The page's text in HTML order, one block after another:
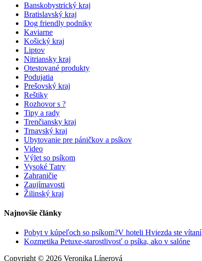
Banskobystrický kraj
Bratislavský kraj
Dog friendly podniky
Kaviarne
Košický kraj
Liptov
Nitriansky kraj
Otestované produkty
Podujatia
Prešovský kraj
Reštiky
Rozhovor s ?
Tipy a rady
Trenčiansky kraj
Trnavský kraj
Ubytovanie pre páničkov a psíkov
Video
Výlet so psíkom
Vysoké Tatry
Zahraničie
Zaujímavosti
Žilinský kraj
Najnovšie články
Pobyt v kúpeľoch so psíkom?V hoteli Hviezda ste vítaní
Kozmetika Petuxe-starostlivosť o psíka, ako v salóne
Copyright © 2026 Veronika Línerová